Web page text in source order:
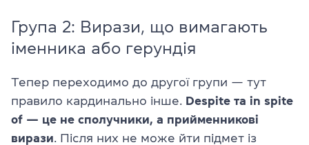
Група 2: Вирази, що вимагають
іменника або герундія
Тепер переходимо до другої групи — тут
правило кардинально інше. Despite та in spite
of — це не сполучники, а прийменникові
вирази . Після них не може йти підмет із